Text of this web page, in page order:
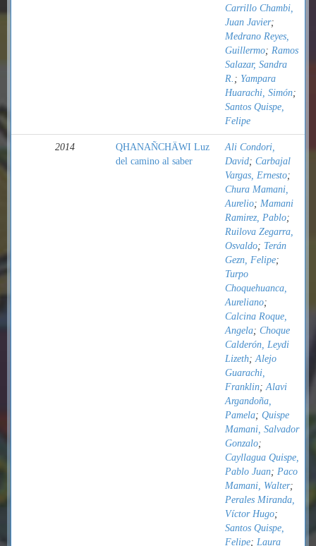
Carrillo Chambi,
Juan Javier;
Medrano Reyes,
Guillermo; Ramos
Salazar, Sandra
R. ; Yampara
Huarachi, Simón;
Santos Quispe,
Felipe
2014
QHANAÑCHÄWI Luz
del camino al saber
Ali Condori,
David; Carbajal
Vargas, Ernesto;
Chura Mamani,
Aurelio; Mamani
Ramirez, Pablo;
Ruilova Zegarra,
Osvaldo; Terán
Gezn, Felipe;
Turpo
Choquehuanca,
Aureliano;
Calcina Roque,
Angela; Choque
Calderón, Leydi
Lizeth;Alejo
Guarachi,
Franklin;Alavi
Argandoña,
Pamela; Quispe
Mamani, Salvador
Gonzalo;
Cayllagua Quispe,
Pablo Juan; Paco
Mamani, Walter;
Perales Miranda,
Víctor Hugo;
Santos Quispe,
Felipe; Laura